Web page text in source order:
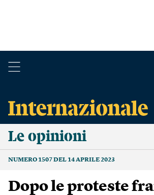
Le opinioni
NUMERO 1507 DEL 14 APRILE 2023
Dopo le proteste